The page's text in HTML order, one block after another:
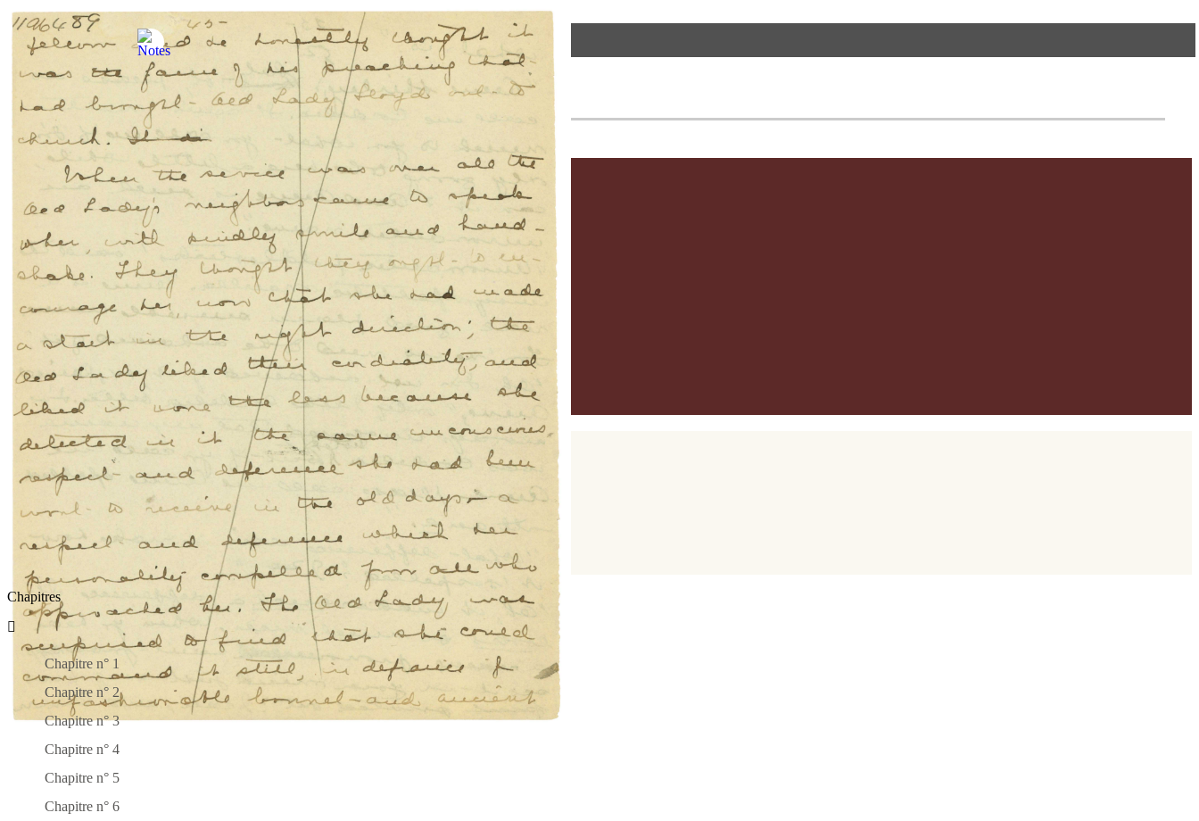
Sauter au contenuSkip to Manuscript
EN
LE MANUSCRIT D’ANNE OF GREEN GABLES
RECHERCHE
Le
L’autrice
Le processus
d’écriture
L’île de
L.M. Montgomery
L’héritage
d’Anne
Ressources
et liens
PAGE PRÉCÉDENTE|PAGE SUIVANTE
TOUTES LES PAGES
Chapitres
Chapitre n° 1
Chapitre n° 2
Chapitre n° 3
Chapitre n° 4
Chapitre n° 5
Chapitre n° 6